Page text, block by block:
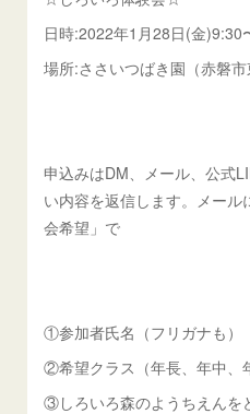
日時:2022年1月28日(金)9:30
場所:ささいつばき園（赤磐
申込みはDM、メール、公式
い内容を返信します。メー
会希望」で
①参加者氏名（フリガナも）
②希望クラス（年長、年中、
③しろいろ森のようちえんを